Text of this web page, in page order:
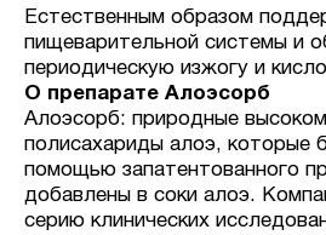
Естественным образом
пищеварительной системы и
периодическую изжогу и
О препарате Алоэсорб
Алоэсорб: природные
полисахариды алоэ, которые
помощью запатентованного
добавлены в соки алоэ.
серию клинических